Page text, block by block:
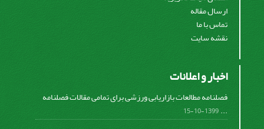
ارسال مقاله
تماس با ما
نقشه سایت
اخبار و اعلانات
فصلنامه مطالعات بازاریابی ورزشی برای تمامی مقالات فصلنامه
...
1399-10-15